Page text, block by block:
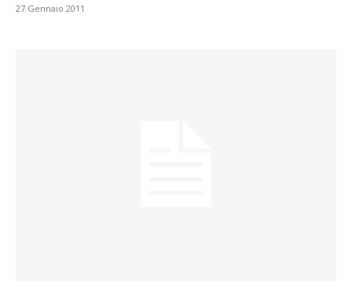
27 Gennaio 2011